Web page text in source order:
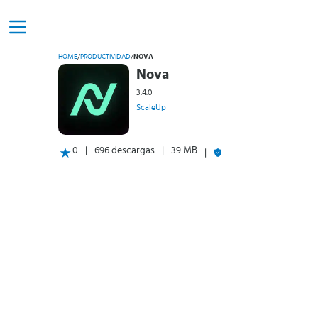
HOME/PRODUCTIVIDAD/ NOVA
Nova
3.4.0
ScaleUp
0 696 descargas 39 MB